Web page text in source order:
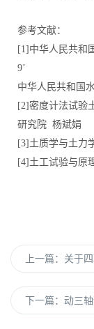
参考文献：
[1]中华人民共和
9’
中华人民共和国
[2]密度计法试验
研究院 杨斌娟
[3]土质学与土力
[4]土工试验与原
上一篇： 关于
下一篇： 动三